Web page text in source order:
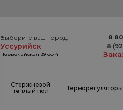
Выберите ваш город:
Уссурийск
Первомайская 29 оф 4
8
8
Стержневой
теплый пол
Терморегуляторы